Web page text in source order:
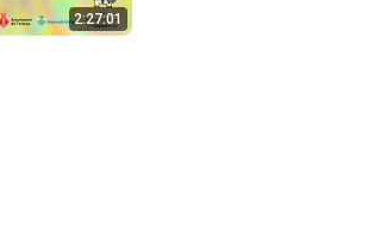
2:27:01